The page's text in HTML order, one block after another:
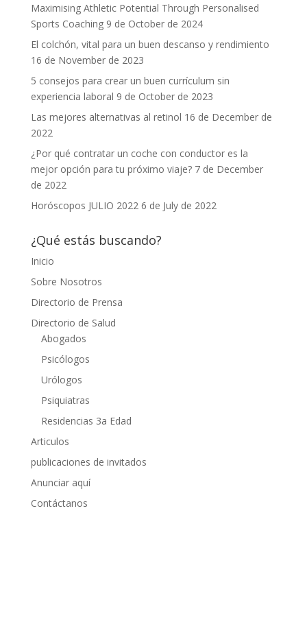
Maximising Athletic Potential Through Personalised
Sports Coaching 9 de October de 2024
El colchón, vital para un buen descanso y rendimiento
16 de November de 2023
5 consejos para crear un buen currículum sin
experiencia laboral 9 de October de 2023
Las mejores alternativas al retinol 16 de December de
2022
¿Por qué contratar un coche con conductor es la
mejor opción para tu próximo viaje? 7 de December
de 2022
Horóscopos JULIO 2022 6 de July de 2022
¿Qué estás buscando?
Inicio
Sobre Nosotros
Directorio de Prensa
Directorio de Salud
Abogados
Psicólogos
Urólogos
Psiquiatras
Residencias 3a Edad
Articulos
publicaciones de invitados
Anunciar aquí
Contáctanos